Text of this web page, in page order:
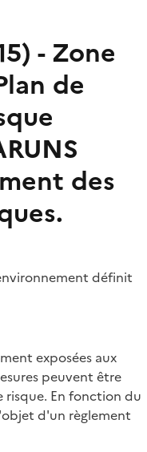
- Zone
de
des
définit
exposées aux
peuvent être
risque. En fonction du
d'un règlement